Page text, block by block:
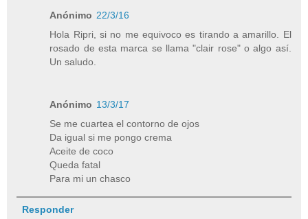
Anónimo 22/3/16
Hola Ripri, si no me equivoco es tirando a amarillo. El
rosado de esta marca se llama "clair rose" o algo así.
Un saludo.
Anónimo 13/3/17
Se me cuartea el contorno de ojos
Da igual si me pongo crema
Aceite de coco
Queda fatal
Para mi un chasco
Responder